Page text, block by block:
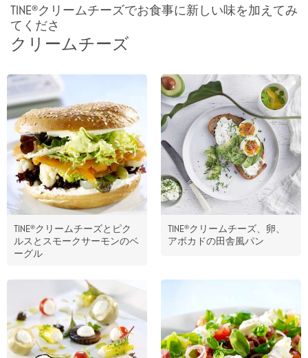
TINE®クリームチーズでお食事に新しい味を加えてみ
てくださ
クリームチーズ
TINE®クリームチーズとピク
ルスとスモークサーモンのベ
ーグル
TINE®クリームチーズ、卵、
アボカドの田舎風パン